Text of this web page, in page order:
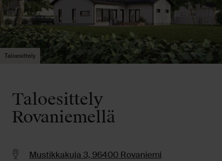
Taloesittely
Taloesittely
Rovaniemellä
Mustikkakuja 3, 96400 Rovaniemi